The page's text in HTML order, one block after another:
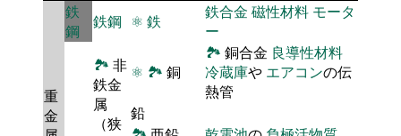
重
金
鉄
鋼
鉄鋼 ⚛ 鉄 鉄合金 磁性材料 モータ
ー
🏞 非
鉄金
属
（狭
⚛ 🏞 銅
🏞 銅合金 良導性材料
冷蔵庫や エアコンの伝
熱管
鉛